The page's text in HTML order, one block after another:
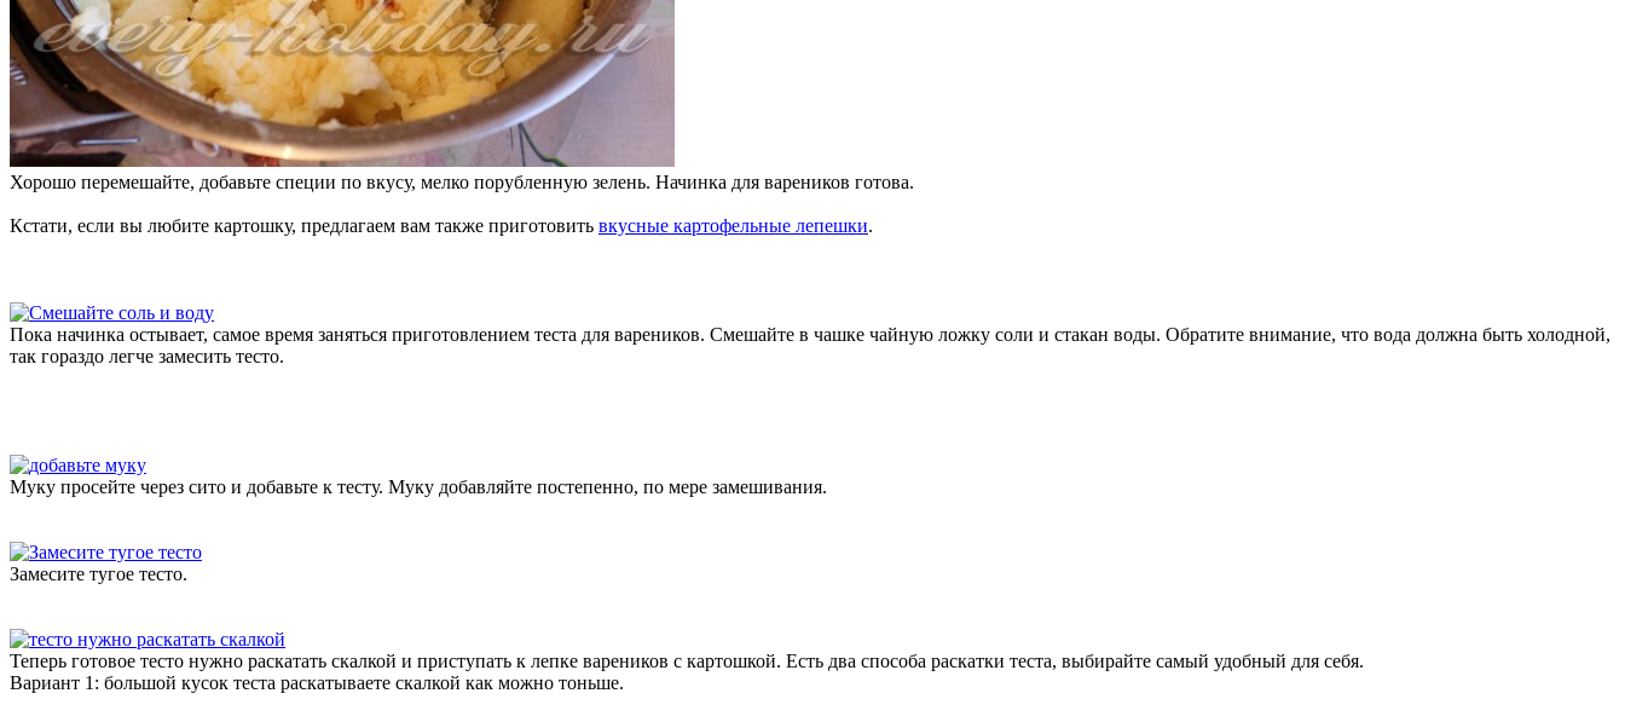
Хорошо перемешайте, добавьте специи по вкусу, мелко порубленную зелень. Начинка для вареников готова.
Кстати, если вы любите картошку, предлагаем вам также приготовить вкусные картофельные лепешки.
Пока начинка остывает, самое время заняться приготовлением теста для вареников. Смешайте в чашке чайную ложку соли и стакан воды. Обратите внимание, что вода должна быть холодной,
так гораздо легче замесить тесто.
Муку просейте через сито и добавьте к тесту. Муку добавляйте постепенно, по мере замешивания.
Замесите тугое тесто.
Теперь готовое тесто нужно раскатать скалкой и приступать к лепке вареников с картошкой. Есть два способа раскатки теста, выбирайте самый удобный для себя.
Вариант 1: большой кусок теста раскатываете скалкой как можно тоньше.